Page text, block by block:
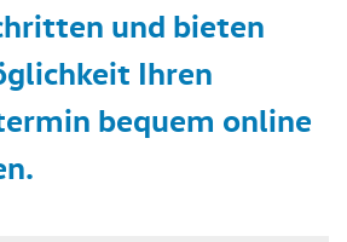
und bieten
Ihren
bequem online